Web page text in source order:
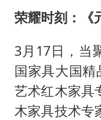
荣耀时刻：《
3月17日，当
国家具大国精
艺术红木家
木家具技术专